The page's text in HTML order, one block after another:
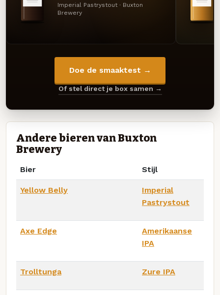
Imperial Pastrystout · Buxton
Brewery
Doe de smaaktest →
Of stel direct je box samen →
Andere bieren van Buxton
Brewery
Bier Stijl
Yellow Belly
Imperial
Pastrystout
Axe Edge
Amerikaanse
IPA
Trolltunga Zure IPA